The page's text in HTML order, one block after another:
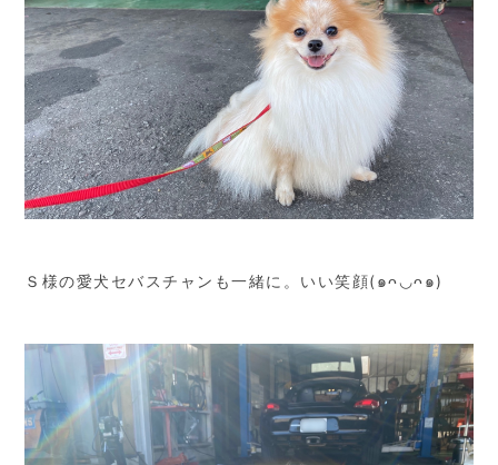
Ｓ様の愛犬セバスチャンも一緒に。いい笑顔(๑ᴖ◡ᴖ๑)